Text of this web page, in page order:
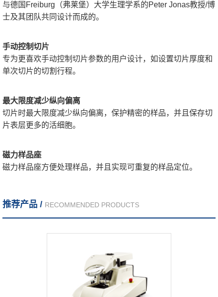
与德国Freiburg（弗莱堡）大学生理学系的Peter Jonas教授/博
士及其团队共同设计而成的。
手动控制切片
专为更喜欢手动控制切片参数的用户设计，如设置切片厚度和
单次切片的切割行程。
最大限度减少纵向偏离
切片时最大限度减少纵向偏离，保护精密的样品，并且保存切
片表层更多的活细胞。
磁力样品座
磁力样品座方便处理样品，并且实现可重复的样品定位。
推荐产品 / RECOMMENDED PRODUCTS